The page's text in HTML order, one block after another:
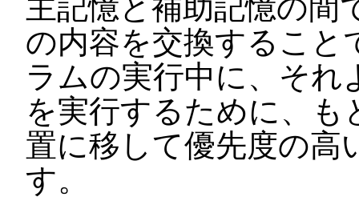
主記憶と補助記憶の間
の内容を交換すること
ラムの実行中に、そ
を実行するために、
置に移して優先度の高
す。